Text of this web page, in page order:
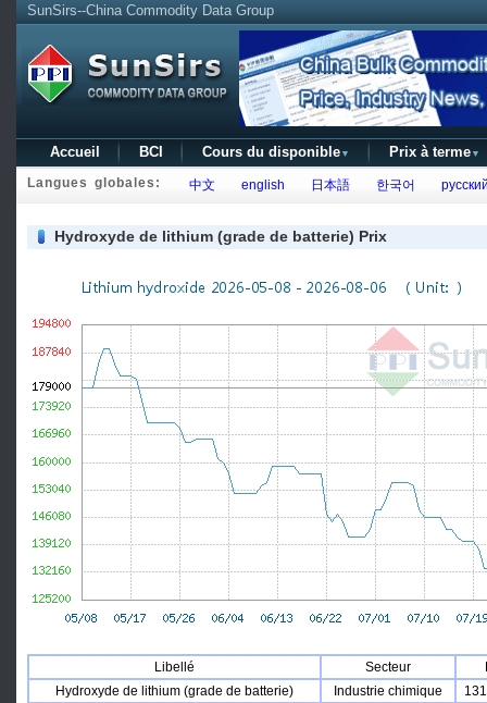
SunSirs--China Commodity Data Group
Accueil BCI Cours du disponible ▼ Prix à terme ▼
Langues globales: 中文 english 日本語 한국어
Hydroxyde de lithium (grade de batterie) Prix
Libellé Secteur
Hydroxyde de lithium (grade de batterie)
Industrie chimique